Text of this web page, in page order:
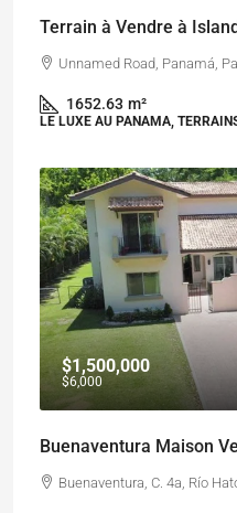
Terrain à Vendre à
Unnamed Road, Panamá,
1652.63 m²
LE LUXE AU PANAMA,
$1,500,000
$6,000
Buenaventura Maison
Buenaventura, C. 4a, Río